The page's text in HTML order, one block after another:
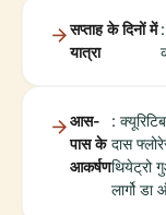
सप्ताह के दिनों में
यात्रा
आस-
पास के
आकर्षण
:
दास
थियेट्रो
लार्गो डा